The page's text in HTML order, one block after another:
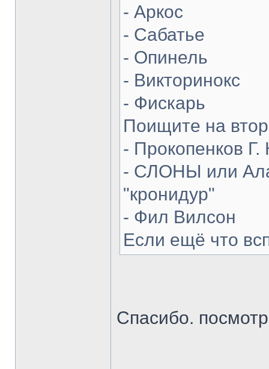
- Аркос
- Сабатье
- Опинель
- Викторинокс
- Фискарь
Поищите на
- Прокопенков Г.
- СЛОНЫ или
"кронидур"
- Фил Вилсон
Если ещё что
Спасибо.